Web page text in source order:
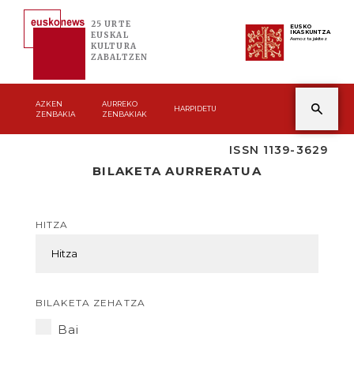
25 URTE
EUSKAL
KULTURA
ZABALTZEN
EUSKO
IKASKUNTZA
Asmoz ta jakitez
AZKEN
ZENBAKIA
AURREKO
ZENBAKIAK
HARPIDETU
ISSN 1139-3629
BILAKETA AURRERATUA
HITZA
BILAKETA ZEHATZA
Bai